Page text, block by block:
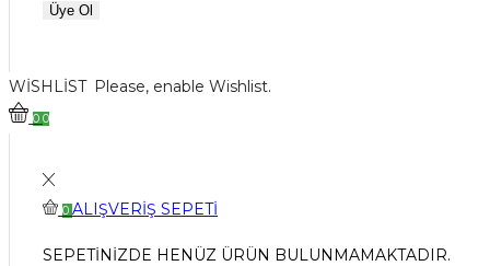
Üye Ol
WISHLIST Please, enable Wishlist.
00
0 ALIŞVERIŞ SEPETI
SEPETINIZDE HENÜZ ÜRÜN BULUNMAMAKTADIR.